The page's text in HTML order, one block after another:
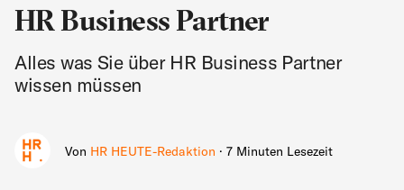
HR Business Partner
Alles was Sie über HR Business Partner
wissen müssen
Von HR HEUTE-Redaktion · 7 Minuten Lesezeit